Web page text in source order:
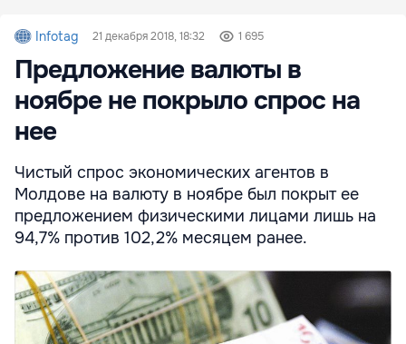
Infotag 21 декабря 2018, 18:32 1 695
Предложение валюты в
ноябре не покрыло спрос на
нее
Чистый спрос экономических агентов в
Молдове на валюту в ноябре был покрыт ее
предложением физическими лицами лишь на
94,7% против 102,2% месяцем ранее.